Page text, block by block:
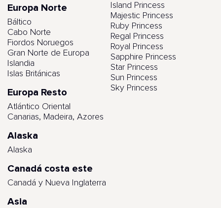
Europa Norte
Báltico
Cabo Norte
Fiordos Noruegos
Gran Norte de Europa
Islandia
Islas Británicas
Europa Resto
Atlántico Oriental
Canarias, Madeira, Azores
Alaska
Alaska
Canadá costa este
Canadá y Nueva Inglaterra
Asia
Island Princess
Majestic Princess
Ruby Princess
Regal Princess
Royal Princess
Sapphire Princess
Star Princess
Sun Princess
Sky Princess